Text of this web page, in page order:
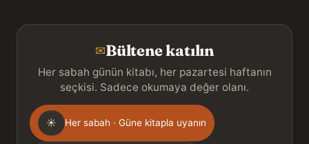
✉Bültene katılın
Her sabah günün kitabı, her pazartesi haftanın
seçkisi. Sadece okumaya değer olanı.
Gönderim
sıklığı
☀ Her sabah · Güne kitapla uyanın